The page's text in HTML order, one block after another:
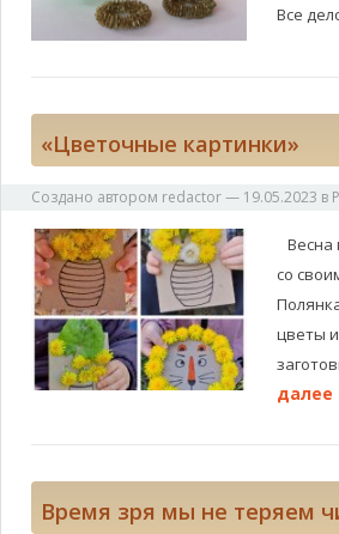
Все
«Цветочные картинки»
Создано автором redactor— 19.05.2023 в
Весна
со
цветы
далее
Время зря мы не теряем